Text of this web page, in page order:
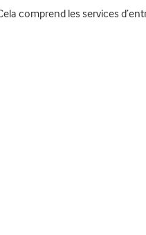
comprend les services